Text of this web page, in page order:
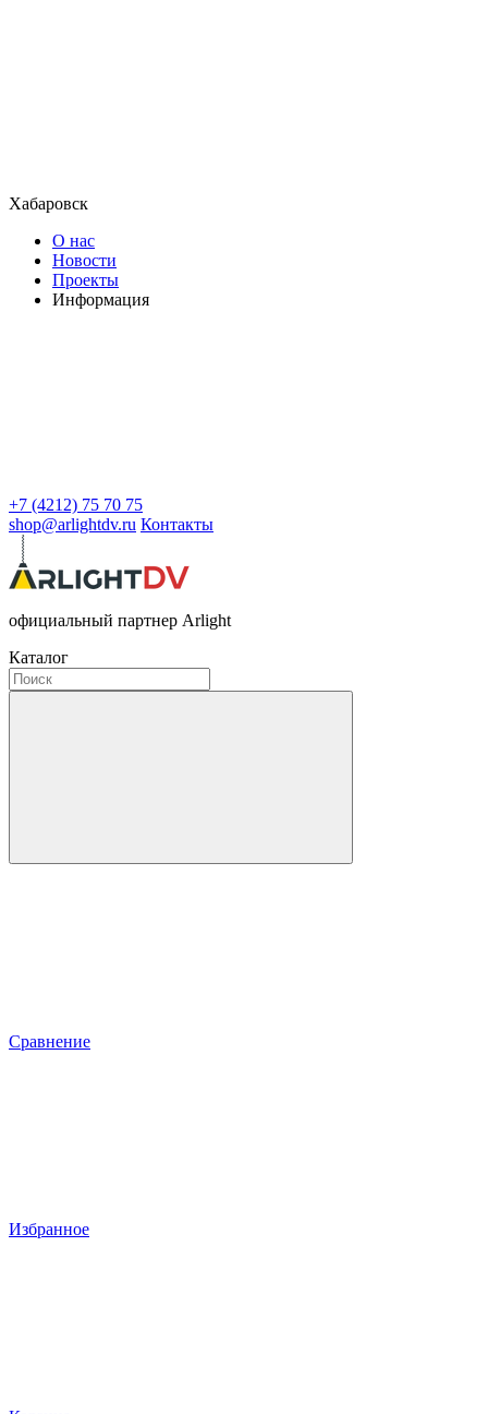
Хабаровск
О нас
Новости
Проекты
Информация
+7 (4212) 75 70 75
shop@arlightdv.ru Контакты
официальный партнер Arlight
Каталог
Сравнение
Избранное